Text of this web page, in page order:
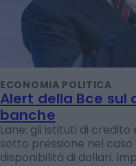
ECONOMIA POLITICA
Alert della Bce sul
banche
Lane: gli istituti di
sotto pressione nel
disponibilità di dollari.